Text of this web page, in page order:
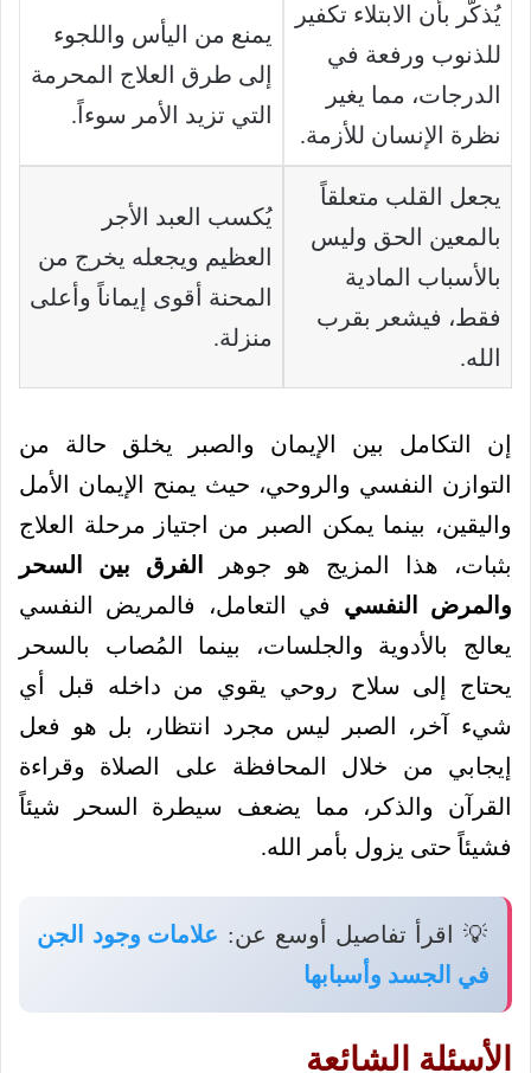
يُذكّر بأن الابتلاء تكفير
للذنوب ورفعة في
الدرجات، مما يغير
نظرة الإنسان للأزمة.
يمنع من اليأس واللجوء
إلى طرق العلاج المحرمة
التي تزيد الأمر سوءاً.
يجعل القلب متعلقاً
بالمعين الحق وليس
بالأسباب المادية
فقط، فيشعر بقرب
الله.
يُكسب العبد الأجر
العظيم ويجعله يخرج من
المحنة أقوى إيماناً وأعلى
منزلة.
إن التكامل بين الإيمان والصبر يخلق حالة من
التوازن النفسي والروحي، حيث يمنح الإيمان الأمل
واليقين، بينما يمكن الصبر من اجتياز مرحلة العلاج
بثبات، هذا المزيج هو جوهر
الفرق بين السحر
والمرض النفسي في التعامل، فالمريض النفسي
يعالج بالأدوية والجلسات، بينما المُصاب بالسحر
يحتاج إلى سلاح روحي يقوي من داخله قبل أي
شيء آخر، الصبر ليس مجرد انتظار، بل هو فعل
إيجابي من خلال المحافظة على الصلاة وقراءة
القرآن والذكر، مما يضعف سيطرة السحر شيئاً
فشيئاً حتى يزول بأمر الله.
💡 اقرأ تفاصيل أوسع عن: علامات وجود الجن
في الجسد وأسبابها
الأسئلة الشائعة